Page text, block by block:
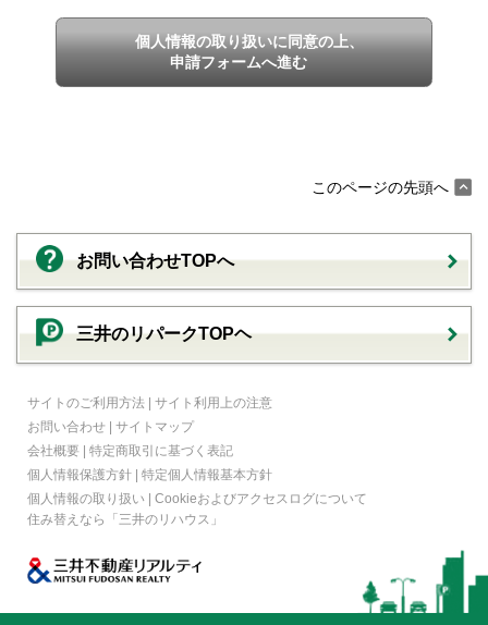
個人情報の取り扱いに同意の上、
申請フォームへ進む
このページの先頭へ
お問い合わせTOPへ
三井のリパークTOPヘ
サイトのご利用方法 | サイト利用上の注意
お問い合わせ | サイトマップ
会社概要 | 特定商取引に基づく表記
個人情報保護方針 | 特定個人情報基本方針
個人情報の取り扱い | Cookieおよびアクセスログについて
住み替えなら
「三井のリハウス」